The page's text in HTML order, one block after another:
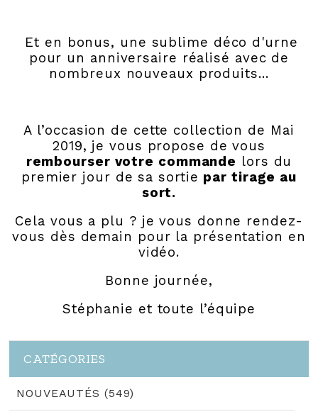
Et en bonus, une sublime déco d'urne
pour un anniversaire réalisé avec de
nombreux nouveaux produits...
A l’occasion de cette collection de Mai
2019, je vous propose de vous
rembourser votre commande lors du
premier jour de sa sortie par tirage au
sort.
Cela vous a plu ? je vous donne rendez-
vous dès demain pour la présentation en
vidéo.
Bonne journée,
Stéphanie et toute l’équipe
CATÉGORIES
NOUVEAUTÉS (549)